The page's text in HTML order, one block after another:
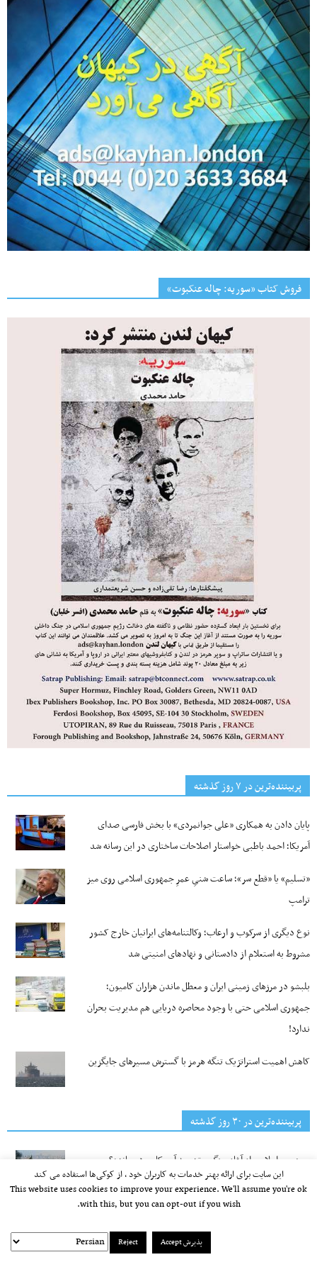
فروش کتاب «سوریه: چاله عنکبوت»
پربیننده‌ترین‌ در ۷ روز گذشته
پایان دادن به همکاری «علی جوانمردی» با بخش فارسی صدای
آمریکا؛ احمد باطبی خواستار اصلاحات ساختاری در این رسانه شد
«تسلیم» یا «قطع سر»؛ ساعت شنیِ عمرِ جمهوری اسلامی روی میز
ترامپ
نوع دیگری از سرکوب و ارعاب؛ وکالتنامه‌های ایرانیان خارج کشور
مشروط به استعلام از دادستانی و نهادهای امنیتی شد
بلبشو در مرزهای زمینی ایران و معطل ماندن هزاران کامیون؛
جمهوری اسلامی حتی با وجود محاصره دریایی هم مدیریت بحران
ندارد!
کاهش اهمیت استراتژیک تنگه‌ هرمز با گسترش مسیرهای جایگزین
پربیننده‌ترین‌ در ۳۰ روز گذشته
جمهوری اسلامی از آغاز جنگ چقدر به آمریکا سود رسانده؟
آمریکا با ماندن جمهوری اسلامی چقدر ضرر می‌کند؟
آمریکا از ایران آزاد چقدر سود می‌برد؟
این سایت برای ارائه بهتر خدمات به کاربران خود ، از کوکی‌ها استفاده می کند
This website uses cookies to improve your experience. We'll assume you're ok
with this, but you can opt-out if you wish.
پذیرش Accept Reject